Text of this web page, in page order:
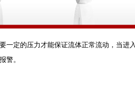
一定的压力才能保证流体正常流动，当进
警。